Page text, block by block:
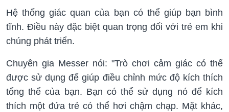
Hệ thống giác quan của bạn có thể giúp bạn bình
tĩnh. Điều này đặc biệt quan trọng đối với trẻ em khi
chúng phát triển.
Chuyên gia Messer nói: "Trò chơi cảm giác có thể
được sử dụng để giúp điều chỉnh mức độ kích thích
tổng thể của bạn. Bạn có thể sử dụng nó để kích
thích một đứa trẻ có thể hơi chậm chạp. Mặt khác,